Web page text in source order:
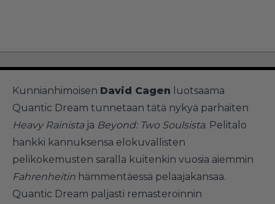
Kunnianhimoisen David Cagen luotsaama
Quantic Dream tunnetaan tätä nykyä parhaiten
Heavy Rainistaja Beyond: Two Soulsista. Pelitalo
hankki kannuksensa elokuvallisten
pelikokemusten saralla kuitenkin vuosia aiemmin
Fahrenheitin hämmentäessä pelaajakansaa.
Quantic Dream paljasti remasteroinnin